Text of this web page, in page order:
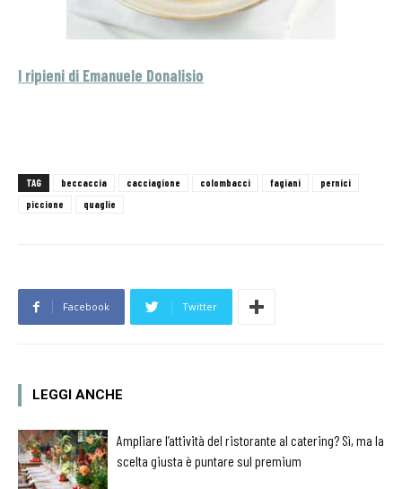
I ripieni di Emanuele Donalisio
TAG beccaccia cacciagione colombacci fagiani
pernici
piccione
quaglie
Facebook Twitter
LEGGI ANCHE
Ampliare l’attività del ristorante al catering? Sì, ma la
scelta giusta è puntare sul premium